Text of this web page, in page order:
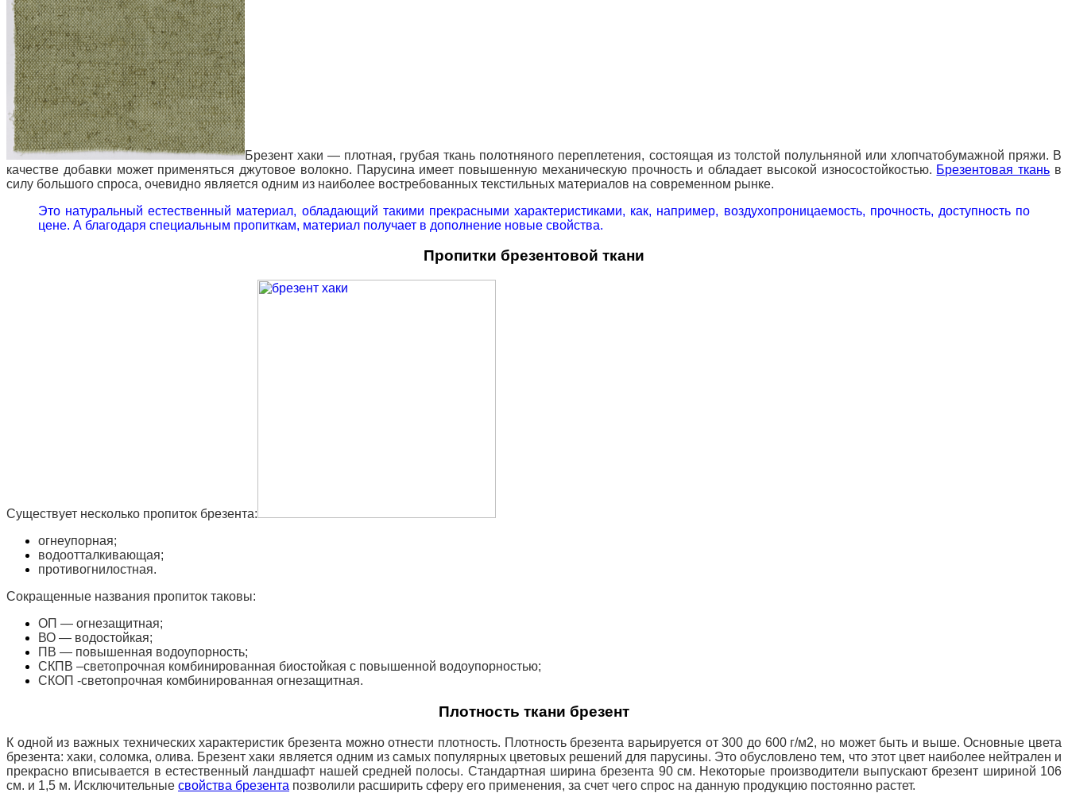
Брезент хаки — плотная, грубая ткань полотняного переплетения, состоящая из толстой полульняной или хлопчатобумажной пряжи. В
качестве добавки может применяться джутовое волокно. Парусина имеет повышенную механическую прочность и обладает высокой износостойкостью. Брезентовая ткань в
силу большого спроса, очевидно является одним из наиболее востребованных текстильных материалов на современном рынке.
Это натуральный естественный материал, обладающий такими прекрасными характеристиками, как, например, воздухопроницаемость, прочность, доступность по
цене. А благодаря специальным пропиткам, материал получает в дополнение новые свойства.
Пропитки брезентовой ткани
Существует несколько пропиток брезента:
огнеупорная;
водоотталкивающая;
противогнилостная.
Сокращенные названия пропиток таковы:
ОП — огнезащитная;
ВО — водостойкая;
ПВ — повышенная водоупорность;
СКПВ –светопрочная комбинированная биостойкая с повышенной водоупорностью;
СКОП -светопрочная комбинированная огнезащитная.
Плотность ткани брезент
К одной из важных технических характеристик брезента можно отнести плотность. Плотность брезента варьируется от 300 до 600 г/м2, но может быть и выше. Основные цвета
брезента: хаки, соломка, олива. Брезент хаки является одним из самых популярных цветовых решений для парусины. Это обусловлено тем, что этот цвет наиболее нейтрален и
прекрасно вписывается в естественный ландшафт нашей средней полосы. Стандартная ширина брезента 90 см. Некоторые производители выпускают брезент шириной 106
см. и 1,5 м. Исключительные свойства брезента позволили расширить сферу его применения, за счет чего спрос на данную продукцию постоянно растет.